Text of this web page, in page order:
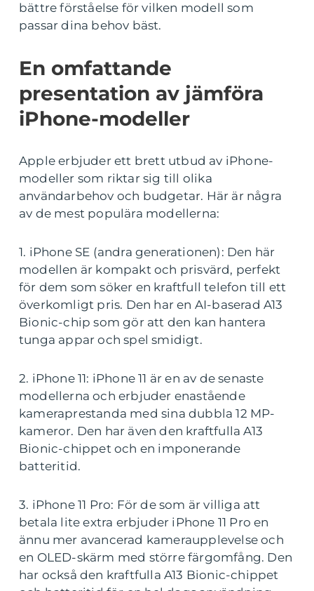
bättre förståelse för vilken modell som
passar dina behov bäst.
En omfattande
presentation av jämföra
iPhone-modeller
Apple erbjuder ett brett utbud av iPhone-
modeller som riktar sig till olika
användarbehov och budgetar. Här är några
av de mest populära modellerna:
1. iPhone SE (andra generationen): Den här
modellen är kompakt och prisvärd, perfekt
för dem som söker en kraftfull telefon till ett
överkomligt pris. Den har en AI-baserad A13
Bionic-chip som gör att den kan hantera
tunga appar och spel smidigt.
2. iPhone 11: iPhone 11 är en av de senaste
modellerna och erbjuder enastående
kameraprestanda med sina dubbla 12 MP-
kameror. Den har även den kraftfulla A13
Bionic-chippet och en imponerande
batteritid.
3. iPhone 11 Pro: För de som är villiga att
betala lite extra erbjuder iPhone 11 Pro en
ännu mer avancerad kameraupplevelse och
en OLED-skärm med större färgomfång. Den
har också den kraftfulla A13 Bionic-chippet